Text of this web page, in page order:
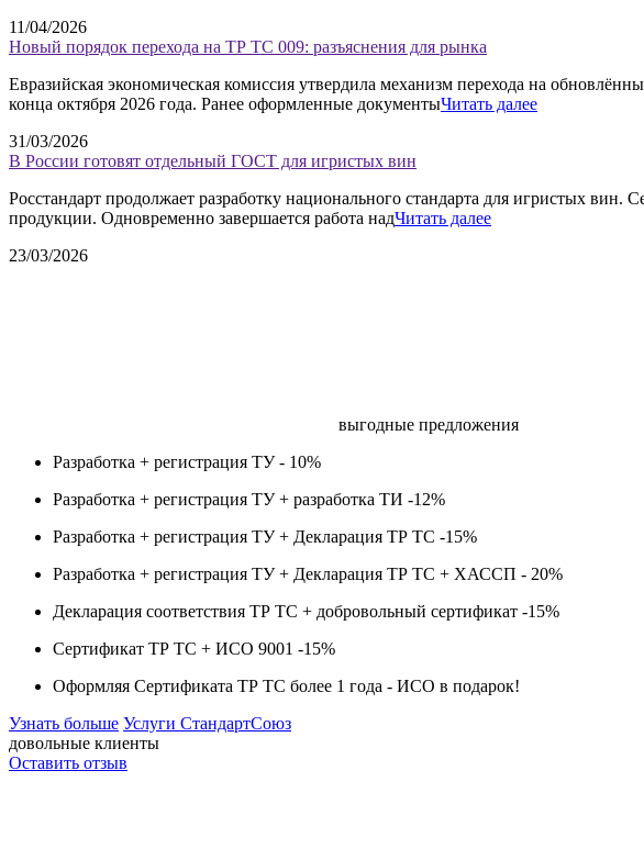
11/04/2026
Новый порядок перехода на ТР ТС 009: разъяснения для рынка
Евразийская экономическая комиссия утвердила механизм перехода на
конца октября 2026 года. Ранее оформленные документыЧитать далее
31/03/2026
В России готовят отдельный ГОСТ для игристых вин
Росстандарт продолжает разработку национального стандарта для игристых
продукции. Одновременно завершается работа надЧитать далее
23/03/2026
выгодные предложения
Разработка + регистрация ТУ - 10%
Разработка + регистрация ТУ + разработка ТИ -12%
Разработка + регистрация ТУ + Декларация ТР ТС -15%
Разработка + регистрация ТУ + Декларация ТР ТС + ХАССП - 20%
Декларация соответствия ТР ТС + добровольный сертификат -15%
Сертификат ТР ТС + ИСО 9001 -15%
Оформляя Сертификата ТР ТС более 1 года - ИСО в подарок!
Узнать больше Услуги СтандартСоюз
довольные клиенты
Оставить отзыв